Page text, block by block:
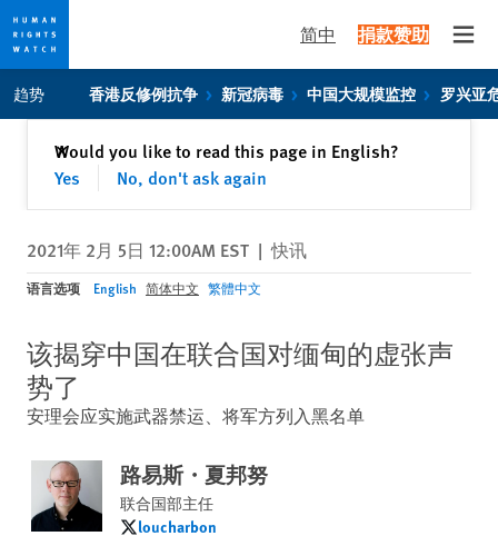
Skip
to
privacy
Skip
to
content
简中 捐款赞助
趋势 香港反修例抗争 新冠病毒 中国大规模监控 罗兴亚
Would you like to read this page in English?
Yes
No, don't ask again
✕关闭
2021年 2月 5日 12:00AM EST | 快讯
语言选项 English 简体中文 繁體中文
该揭穿中国在联合国对缅甸的虚张声
势了
安理会应实施武器禁运、将军方列入黑名单
路易斯・夏邦努
联合国部主任
loucharbon
loucharbon